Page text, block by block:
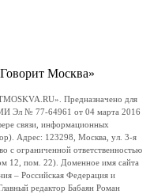
Москва»
Предназначено для
Эл № 77-64961 от 04 марта 2016
связи, информационных
Адрес: 123298, Москва, ул. 3-я
с ограниченной ответственностью
12, пом. 22). Доменное имя сайта
– Российская Федерация и
редактор Бабаян Роман